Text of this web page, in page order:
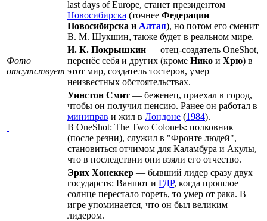
last days of Europe, станет президентом
Новосибирска (точнее Федерации
Новосибирска и Алтая), но потом его сменит
В. М. Шукшин, также будет в реальном мире.
Фото
отсутствует
И. К. Покрышкин — отец-создатель OneShot,
перенёс себя и других (кроме Нико и Хрю) в
этот мир, создатель тостеров, умер
неизвестных обстоятельствах.
Уинстон Смит — беженец, приехал в город,
чтобы он получил пенсию. Ранее он работал в
миниправ и жил в Лондоне (1984).
В OneShot: The Two Colonels: полковник
(после резни), служил в "Фронте людей",
становиться отчимом для Каламбура и Акулы,
что в последствии они взяли его отчество.
Эрих Хонеккер — бывший лидер сразу двух
государств: Ваншот и ГДР, когда прошлое
солнце перестало гореть, то умер от рака. В
игре упоминается, что он был великим
лидером.